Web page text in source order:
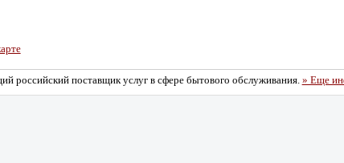
поставщик услуг в сфере бытового обслуживания. » Еще